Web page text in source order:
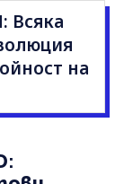
Всяка
на